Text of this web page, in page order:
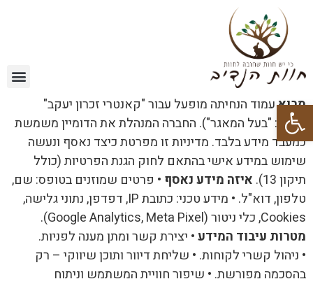
פתח סרגל נגישות
מבואעמוד הנחיתה מופעל עבור "קאנטרי זכרון יעקב"
(להלן: "בעל המאגר"). החברה המנהלת את הדומיין משמשת
כמעבד מידע בלבד. מדיניות זו מפרטת כיצד נאסף ונעשה
שימוש במידע אישי בהתאם לחוק הגנת הפרטיות (כולל
תיקון 13).
איזה מידע נאסף • פרטים שמוזנים בטופס: שם,
טלפון, דוא"ל. • מידע טכני: כתובת IP, דפדפן, נתוני גלישה,
Cookies, כלי ניטור (Google Analytics, Meta Pixel).
מטרות עיבוד המידע• יצירת קשר ומתן מענה לפניות.
• ניהול קשרי לקוחות. • שליחת דיוור ותוכן שיווקי – רק
בהסכמה מפורשת. • שיפור חוויית המשתמש וניתוח